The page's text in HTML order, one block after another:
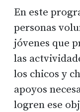
En este
personas
jóvenes que
las
los chicos y
apoyos
logren ese